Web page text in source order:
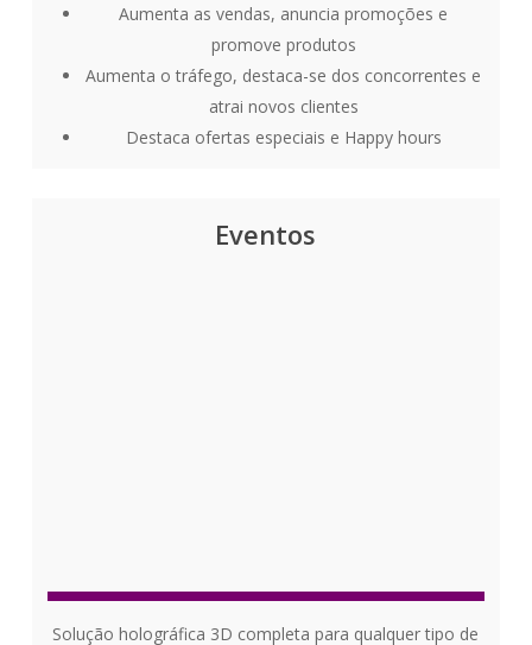
Aumenta as vendas, anuncia promoções e
promove produtos
Aumenta o tráfego, destaca-se dos concorrentes e
atrai novos clientes
Destaca ofertas especiais e Happy hours
Eventos
Solução holográfica 3D completa para qualquer tipo de